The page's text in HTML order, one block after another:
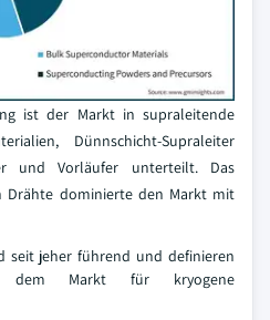
ist der Markt in supraleitende
Dünnschicht-Supraleiter
und Vorläufer unterteilt. Das
Drähte dominierte den Markt mit
seit jeher führend und definieren
dem Markt für kryogene